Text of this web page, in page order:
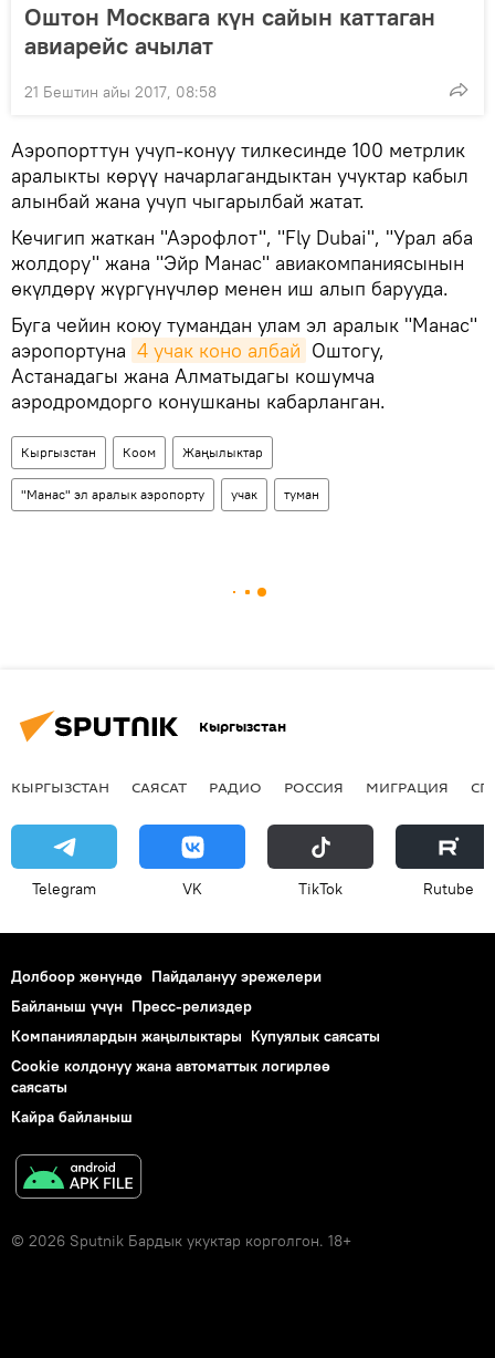
Оштон Москвага күн сайын каттаган
авиарейс ачылат
21 Бештин айы 2017, 08:58
Аэропорттун учуп-конуу тилкесинде 100 метрлик
аралыкты көрүү начарлагандыктан учуктар кабыл
алынбай жана учуп чыгарылбай жатат.
Кечигип жаткан "Аэрофлот", "Fly Dubai", "Урал аба
жолдору" жана "Эйр Манас" авиакомпаниясынын
өкүлдөрү жүргүнүчлөр менен иш алып барууда.
Буга чейин коюу тумандан улам эл аралык "Манас"
аэропортуна 4 учак коно албай Оштогу,
Астанадагы жана Алматыдагы кошумча
аэродромдорго конушканы кабарланган.
Кыргызстан Коом Жаңылыктар
"Манас" эл аралык аэропорту учак туман
Кыргызстан
КЫРГЫЗСТАН САЯСАТ РАДИО РОССИЯ МИГРАЦИЯ
Telegram VK ТikТоk Rutube
Долбоор жөнүндө Пайдалануу эрежелери
Байланыш үчүн Пресс-релиздер
Компаниялардын жаңылыктары Купуялык саясаты
Cookie колдонуу жана автоматтык логирлөө
саясаты
Кайра байланыш
© 2026 Sputnik Бардык укуктар корголгон. 18+